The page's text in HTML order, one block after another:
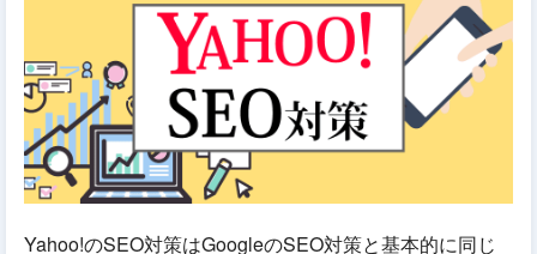
Yahoo!のSEO対策はGoogleのSEO対策と基本的に同じ